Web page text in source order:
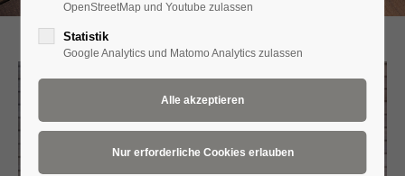
Anmelden
Lorem ipsum dolor sit amet:
OpenStreetMap und Youtube zulassen
Statistik
Google Analytics und Matomo Analytics zulassen